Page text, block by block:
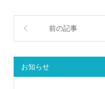
前の記事
お知らせ